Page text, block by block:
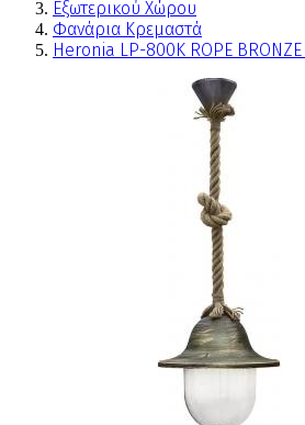
Εξωτερικού Χώρου
Φανάρια Κρεμαστά
Heronia LP-800Κ ROPE